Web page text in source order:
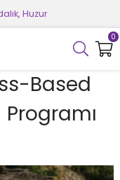
Huzur
0
Based